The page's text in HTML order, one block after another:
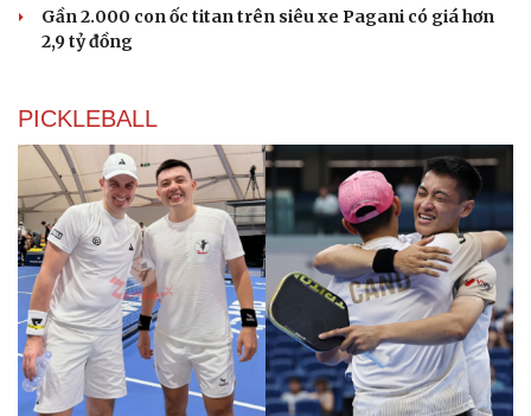
Gần 2.000 con ốc titan trên siêu xe Pagani có giá hơn
2,9 tỷ đồng
PICKLEBALL